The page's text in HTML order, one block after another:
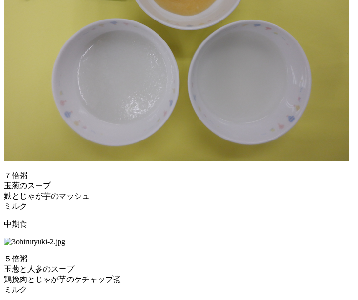
７倍粥
玉葱のスープ
麩とじゃが芋のマッシュ
ミルク
中期食
５倍粥
玉葱と人参のスープ
鶏挽肉とじゃが芋のケチャップ煮
ミルク